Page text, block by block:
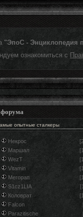
"ЭпоС - Энциклопедия
ознакомиться с
форума
опытные сталкеры
Некрос
Маршал
WezT
Vitamin
Мегорап
S1cz1LIA
Коловрат
Falcon
Parazitische